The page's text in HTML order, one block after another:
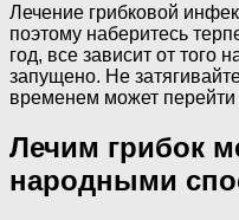
Лечение грибковой
поэтому наберитесь
год, все зависит от того
запущено. Не
временем может перейти
Лечим грибок
народными